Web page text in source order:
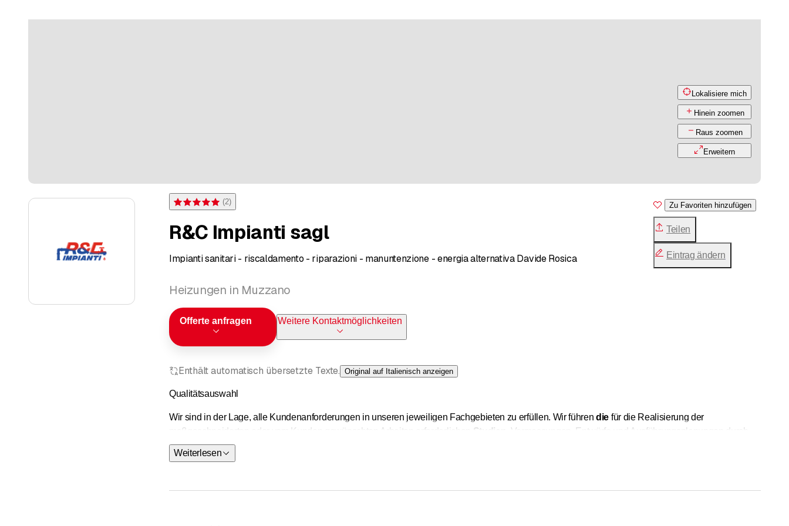
Lokalisiere mich
Hinein zoomen
Raus zoomen
Erweitern
Bewertung 5 von 5 Sternen bei 2 Bewertungen
(2)
R&C Impianti sagl
Impianti sanitari - riscaldamento - riparazioni - manuntenzione - energia alternativa Davide Rosica
Heizungen in Muzzano
Offerte anfragen Weitere Kontaktmöglichkeiten
Zu Favoriten hinzufügen
Teilen
Eintrag ändern
Enthält automatisch übersetzte Texte. Original auf Italienisch anzeigen
Qualitätsauswahl
Wir sind in der Lage, alle Kundenanforderungen in unseren jeweiligen Fachgebieten zu erfüllen. Wir führendie für die Realisierung der
maßgeschneiderten oder vom Kunden gewünschten Arbeiten erforderlichen
Studien
, Vermessungen, Entwürfe und Ausführungsplanungen durch
und sind dabei auf dem gesamten
und ist in der Lage, seine Kunden mit Hilfe von Architekten und/oder Ingenieuren bei der Erledigung der Verwaltungsformalitäten, der Planung und
Weiterlesen